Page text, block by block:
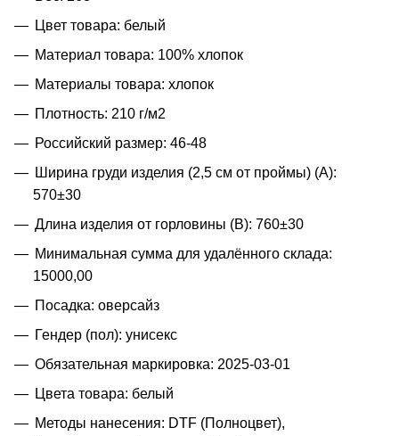
Цвет товара: белый
Материал товара: 100% хлопок
Материалы товара: хлопок
Плотность: 210 г/м2
Российский размер: 46-48
Ширина груди изделия (2,5 см от проймы) (A):
570±30
Длина изделия от горловины (B): 760±30
Минимальная сумма для удалённого склада:
15000,00
Посадка: оверсайз
Гендер (пол): унисекс
Обязательная маркировка: 2025-03-01
Цвета товара: белый
Методы нанесения: DTF (Полноцвет),